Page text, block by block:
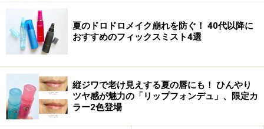
す。唇の温度でやわらかく広がり、厚みのあるツヤ膜を
形成。乾燥による縦ジワを目立ちにくく見せ、ふっくら
とした印象の唇に仕上げます。
また、美容液オイルのような滑らかな処方を採用してい
るため、やわらかな質感のリップを保護するダイヤルロ
ック式容器を採用。とろける質感と使いやすさを両立し
ているのもうれしいポイントです。ただし、出し過ぎに
夏のドロドロメイク崩れを防ぐ！ 40代以降に
おすすめのフィックスミスト4選
縦ジワで老け見えする夏の唇にも！ ひんやり
ツヤ感が魅力の「リップフォンデュ」、限定カ
ラー2色登場